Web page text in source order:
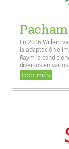
En 2006 Willem
la adaptación e
Raymi a
diversos en
Leer más